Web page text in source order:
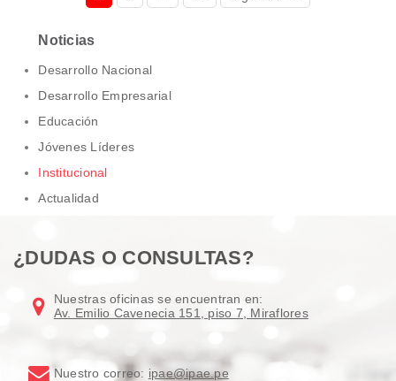
Noticias
Desarrollo Nacional
Desarrollo Empresarial
Educación
Jóvenes Líderes
Institucional
Actualidad
¿DUDAS O CONSULTAS?
Nuestras oficinas se encuentran en:
Av. Emilio Cavenecia 151, piso 7, Miraflores
Nuestro correo: ipae@ipae.pe